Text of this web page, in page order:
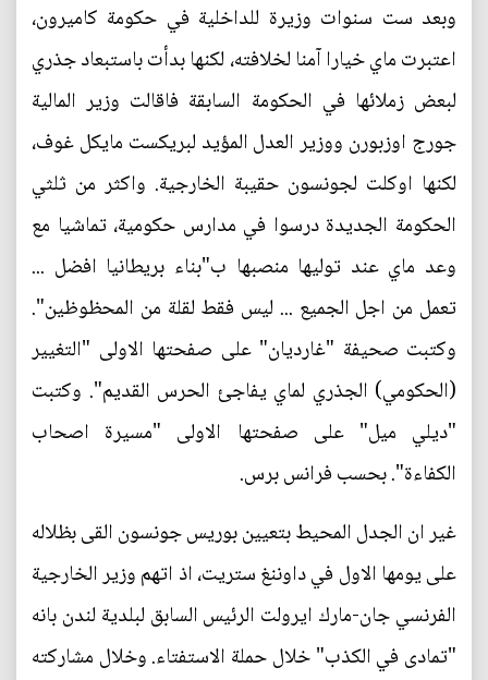
وبعد ست سنوات وزيرة للداخلية في حكومة كاميرون،
اعتبرت ماي خيارا آمنا لخلافته، لكنها بدأت باستبعاد جذري
لبعض زملائها في الحكومة السابقة فاقالت وزير المالية
جورج اوزبورن ووزير العدل المؤيد لبريكست مايكل غوف،
لكنها اوكلت لجونسون حقيبة الخارجية. واكثر من ثلثي
الحكومة الجديدة درسوا في مدارس حكومية، تماشيا مع
وعد ماي عند توليها منصبها ب"بناء بريطانيا افضل ...
تعمل من اجل الجميع ... ليس فقط لقلة من المحظوظين".
وكتبت صحيفة "غارديان" على صفحتها الاولى "التغيير
(الحكومي) الجذري لماي يفاجئ الحرس القديم". وكتبت
"ديلي ميل" على صفحتها الاولى "مسيرة اصحاب
الكفاءة". بحسب فرانس برس.
غير ان الجدل المحيط بتعيين بوريس جونسون القى بظلاله
على يومها الاول في داوننغ ستريت، اذ اتهم وزير الخارجية
الفرنسي جان-مارك ايرولت الرئيس السابق لبلدية لندن بانه
"تمادى في الكذب" خلال حملة الاستفتاء. وخلال مشاركته